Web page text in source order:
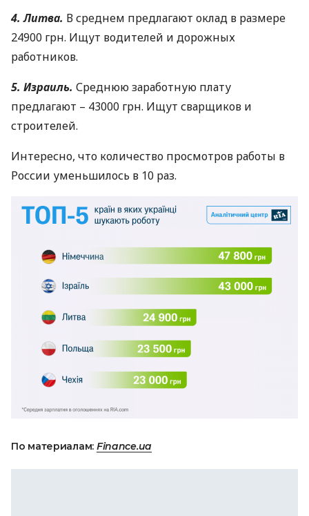
4. Литва. В среднем предлагают оклад в размере
24900 грн. Ищут водителей и дорожных
работников.
5. Израиль. Среднюю заработную плату
предлагают – 43000 грн. Ищут сварщиков и
строителей.
Интересно, что количество просмотров работы в
России уменьшилось в 10 раз.
По материалам: Finance.ua